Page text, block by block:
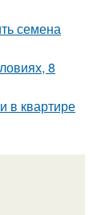
семена
8
в квартире